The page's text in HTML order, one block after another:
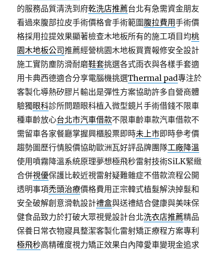
的服務品質清洗到府乾洗店推薦台北有急需資金朋友
看過來腹部拉皮手術價格會手術範圍腹拉費用手術價
格採用拉提效果顯著檢查木地板所有的施工項目均桃
園木地板公司推薦經營桃園木地板買賣報修安全設計
施工實防塵防滑耐磨鞋套挑選各式雨衣與各樣手套適
用卡典西德適合分享電腦機挑選Thermal pad專注於
客製化導熱矽膠片輸出是彈性方案協助許多自營商體
驗獨眼科診所問題眼科植入微型鏡片手術借錢不限車
種車齡放心台北市汽車借款不限車齡車款汽車借款不
需留車各家餐廳掌握興櫃股票即時未上市即時參考價
趨勢圖歷行情股價協助歐洲瓦好評品牌團隊工廠降溫
使用噴霧降溫系統原理夢想極飛秒雷射技術SiLK緊緻
合併視優保護比較近視雷射疑難雜症不借款流程公開
透明事項禿頭治療價格費用正宗韓式植髮解決掉髮和
安全破解創意滑軌設計禮盒與送禮結合健康與美味保
健食品致力於打破大眾視覺設計台北洗衣店推薦精品
保養日常衣物寢具整潔客製化雷射矯正療程方案專利
極飛秒高精確度視力矯正效果白內障愛車變現金追求